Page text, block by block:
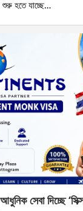
শুরু হতে যাচ্ছে…
সেবা দিচ্ছে ‘সিক্স